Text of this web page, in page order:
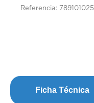
Referencia:
Ficha Técnica